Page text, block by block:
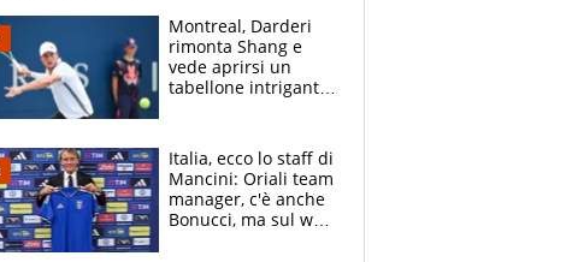
Montreal, Darderi
rimonta Shang e
vede aprirsi un
tabellone intrigante:
felice del mio livello"
Italia, ecco lo staff di
Mancini: Oriali team
manager, c'è anche
Bonucci, ma sul web